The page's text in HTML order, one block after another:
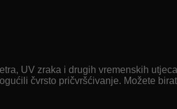
UV zraka i drugih vremenskih
čvrsto pričvršćivanje. Možete